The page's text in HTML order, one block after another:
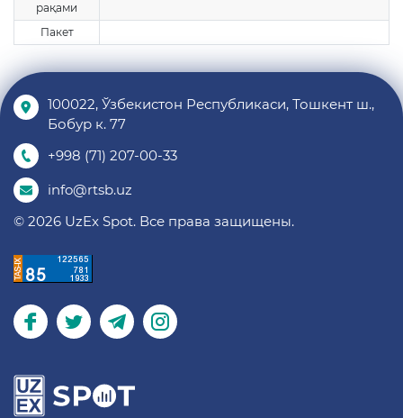
рақами
Пакет
100022, Ўзбекистон Республикаси, Тошкент ш.,
Бобур к. 77
+998 (71) 207-00-33
info@rtsb.uz
© 2026 UzEx Spot. Все права защищены.